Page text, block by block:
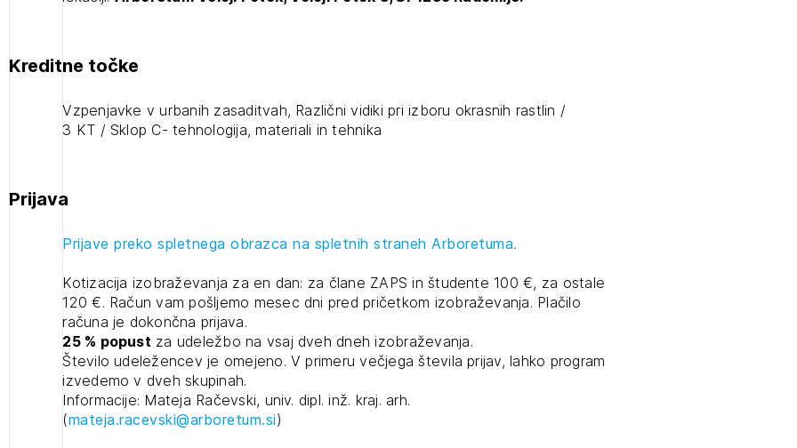
Kreditne točke
Vzpenjavke v urbanih zasaditvah, Različni vidiki pri izboru okrasnih rastlin /
3 KT / Sklop C- tehnologija, materiali in tehnika
Prijava
Prijave preko spletnega obrazca na spletnih straneh Arboretuma.
Kotizacija izobraževanja za en dan: za člane ZAPS in študente 100 €, za ostale
120 €. Račun vam pošljemo mesec dni pred pričetkom izobraževanja. Plačilo
računa je dokončna prijava.
25 % popust za udeležbo na vsaj dveh dneh izobraževanja.
Število udeležencev je omejeno. V primeru večjega števila prijav, lahko program
izvedemo v dveh skupinah.
Informacije: Mateja Račevski, univ. dipl. inž. kraj. arh.
(mateja.racevski@arboretum.si)